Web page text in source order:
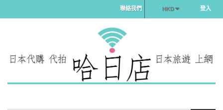
登入
HKD
聯絡我們